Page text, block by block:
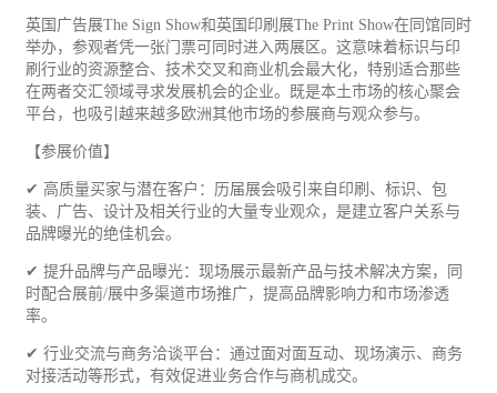
英国 广告展The Sign Show和英国印刷展The Print Show在同馆同时
举办，参观者凭一张门票可同时进入两展区。这意味着标识与印
刷行业的资源整合、技术交叉和商业机会最大化，特别适合那些
在两者交汇领域寻求发展机会的企业。既是本土市场的核心聚会
平台，也吸引越来越多欧洲其他市场的参展商与观众参与。
【参展价值】
✔ 高质量买家与潜在客户：历届展会吸引来自印刷、标识、 包
装、广告、设计及相关行业的大量专业观众，是建立客户关系与
品牌曝光的绝佳机会。
✔ 提升品牌与产品曝光：现场展示最新产品与技术解决方案，同
时配合展前/展中多渠道市场推广，提高品牌影响力和市场渗透
率。
✔ 行业交流与商务洽谈平台：通过面对面互动、现场演示、商务
对接活动等形式，有效促进业务合作与商机成交。